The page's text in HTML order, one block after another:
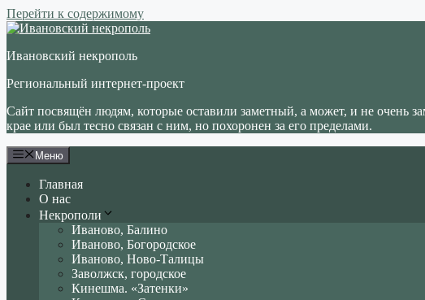
Перейти к содержимому
Ивановский некрополь
Региональный интернет-проект
Сайт посвящён людям, которые оставили заметный, а может, и не очень
крае или был тесно связан с ним, но похоронен за его пределами.
Меню
Главная
О нас
Некрополи
Иваново, Балино
Иваново, Богородское
Иваново, Ново-Талицы
Заволжск, городское
Кинешма. «Затенки»